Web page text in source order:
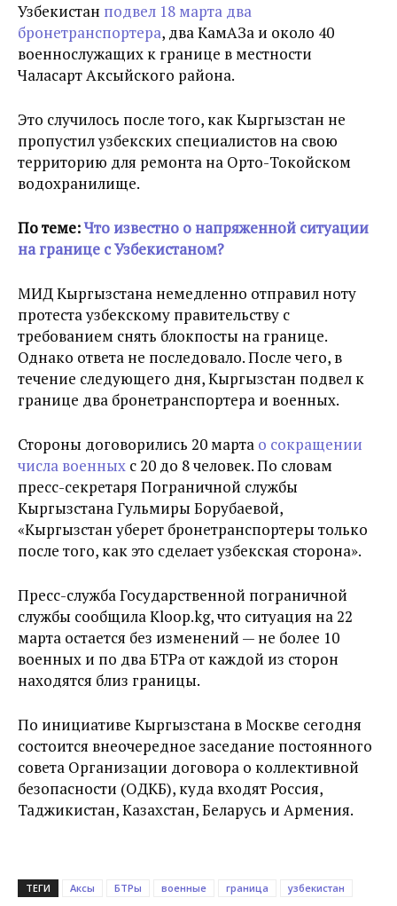
Узбекистан подвел 18 марта два
бронетранспортера, два КамАЗа и около 40
военнослужащих к границе в местности
Чаласарт Аксыйского района.
Это случилось после того, как Кыргызстан не
пропустил узбекских специалистов на свою
территорию для ремонта на Орто-Токойском
водохранилище.
По теме:Что известно о напряженной ситуации
на границе с Узбекистаном?
МИД Кыргызстана немедленно отправил ноту
протеста узбекскому правительству с
требованием снять блокпосты на границе.
Однако ответа не последовало. После чего, в
течение следующего дня, Кыргызстан подвел к
границе два бронетранспортера и военных.
Стороны договорились 20 марта о сокращении
числа военных с 20 до 8 человек. По словам
пресс-секретаря Пограничной службы
Кыргызстана Гульмиры Борубаевой,
«Кыргызстан уберет бронетранспортеры только
после того, как это сделает узбекская сторона».
Пресс-служба Государственной пограничной
службы сообщила Kloop.kg, что ситуация на 22
марта остается без изменений — не более 10
военных и по два БТРа от каждой из сторон
находятся близ границы.
По инициативе Кыргызстана в Москве сегодня
состоится внеочередное заседание постоянного
совета Организации договора о коллективной
безопасности (ОДКБ), куда входят Россия,
Таджикистан, Казахстан, Беларусь и Армения.
ТЕГИ Аксы БТРы военные граница узбекистан